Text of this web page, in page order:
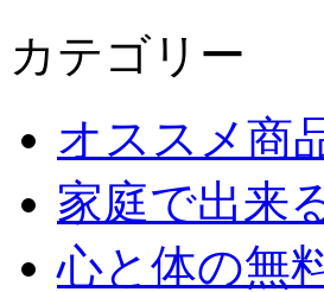
カテゴリー
オススメ商
家庭で出来
心と体の無